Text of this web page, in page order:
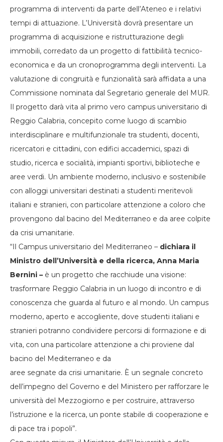
programma di interventi da parte dell’Ateneo e i relativi
tempi di attuazione. L’Università dovrà presentare un
programma di acquisizione e ristrutturazione degli
immobili, corredato da un progetto di fattibilità tecnico-
economica e da un cronoprogramma degli interventi. La
valutazione di congruità e funzionalità sarà affidata a una
Commissione nominata dal Segretario generale del MUR.
Il progetto darà vita al primo vero campus universitario di
Reggio Calabria, concepito come luogo di scambio
interdisciplinare e multifunzionale tra studenti, docenti,
ricercatori e cittadini, con edifici accademici, spazi di
studio, ricerca e socialità, impianti sportivi, biblioteche e
aree verdi. Un ambiente moderno, inclusivo e sostenibile
con alloggi universitari destinati a studenti meritevoli
italiani e stranieri, con particolare attenzione a coloro che
provengono dal bacino del Mediterraneo e da aree colpite
da crisi umanitarie.
“Il Campus universitario del Mediterraneo – dichiara il
Ministro dell’Università e della ricerca, Anna Maria
Bernini – è un progetto che racchiude una visione:
trasformare Reggio Calabria in un luogo di incontro e di
conoscenza che guarda al futuro e al mondo. Un campus
moderno, aperto e accogliente, dove studenti italiani e
stranieri potranno condividere percorsi di formazione e di
vita, con una particolare attenzione a chi proviene dal
bacino del Mediterraneo e da
aree segnate da crisi umanitarie. È un segnale concreto
dell’impegno del Governo e del Ministero per rafforzare le
università del Mezzogiorno e per costruire, attraverso
l’istruzione e la ricerca, un ponte stabile di cooperazione e
di pace tra i popoli”.